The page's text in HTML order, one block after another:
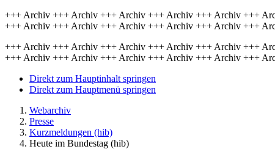
+++ Archiv +++ Archiv +++ Archiv +++ Archiv +++ Archiv +++
+++ Archiv +++ Archiv +++ Archiv +++ Archiv +++ Archiv +++
+++ Archiv +++ Archiv +++ Archiv +++ Archiv +++ Archiv +++
+++ Archiv +++ Archiv +++ Archiv +++ Archiv +++ Archiv +++
Direkt zum Hauptinhalt springen
Direkt zum Hauptmenü springen
Webarchiv
Presse
Kurzmeldungen (hib)
Heute im Bundestag (hib)